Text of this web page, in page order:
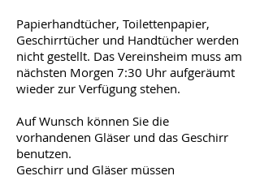
Papierhandtücher, Toilettenpapier,
Geschirrtücher und Handtücher werden
nicht gestellt. Das Vereinsheim muss am
nächsten Morgen 7:30 Uhr aufgeräumt
wieder zur Verfügung stehen.
Auf Wunsch können Sie die
vorhandenen Gläser und das Geschirr
benutzen.
Geschirr und Gläser müssen